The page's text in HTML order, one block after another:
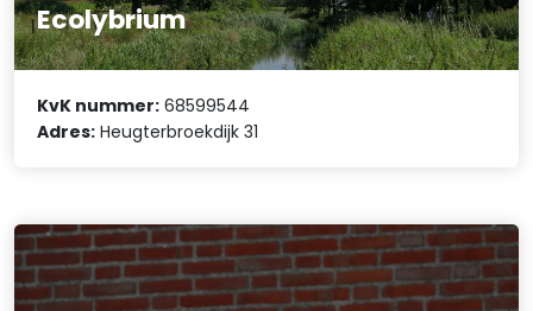
Ecolybrium
KvK nummer: 68599544
Adres: Heugterbroekdijk 31